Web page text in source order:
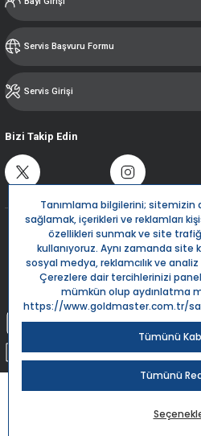
Servis Başvuru Formu
Servis Girişi
Bizi Takip Edin
Destek Hattı
0850 532 5666
Bize Yazın
Kargom Nerede?
Goldmaster.com.tr © 2024 -
Kredi kartı bilgileriniz 256bit SSL